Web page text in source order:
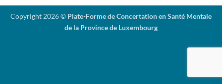
Copyright 2026 © Plate-Forme de Concertation en Santé Mentale
de la Province de Luxembourg